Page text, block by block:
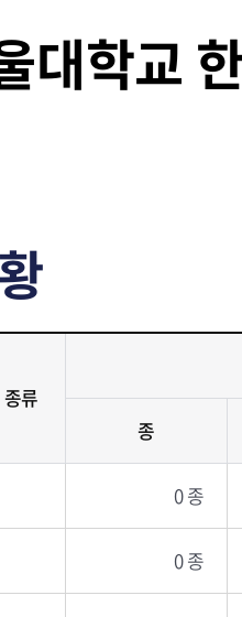
대학교
류
종
0 종
0 종